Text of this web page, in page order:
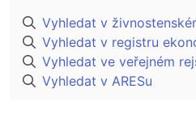
Vyhledat v
Vyhledat v registru
Vyhledat ve veřejném
Vyhledat v ARESu